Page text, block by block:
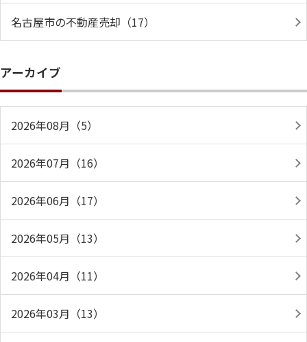
名古屋市の不動産売却（17）
アーカイブ
2026年08月（5）
2026年07月（16）
2026年06月（17）
2026年05月（13）
2026年04月（11）
2026年03月（13）